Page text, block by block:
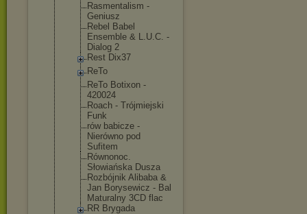
Rasmentalism -
Geniusz
Rebel Babel
Ensemble & L.U.C. -
Dialog 2
Rest Dix37
ReTo
ReTo Botixon -
420024
Roach - Trójmiejski
Funk
rów babicze -
Nierówno pod
Sufitem
Równonoc.
Słowiańska Dusza
Rozbójnik Alibaba &
Jan Borysewicz - Bal
Maturalny 3CD flac
RR Brygada